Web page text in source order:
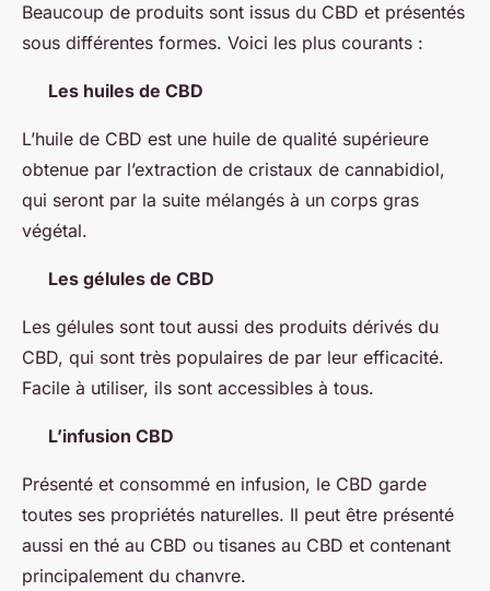
Beaucoup de produits sont issus du CBD et présentés
sous différentes formes. Voici les plus courants :
Les huiles de CBD
L’huile de CBD est une huile de qualité supérieure
obtenue par l’extraction de cristaux de cannabidiol,
qui seront par la suite mélangés à un corps gras
végétal.
Les gélules de CBD
Les gélules sont tout aussi des produits dérivés du
CBD, qui sont très populaires de par leur efficacité.
Facile à utiliser, ils sont accessibles à tous.
L’infusion CBD
Présenté et consommé en infusion, le CBD garde
toutes ses propriétés naturelles. Il peut être présenté
aussi en thé au CBD ou tisanes au CBD et contenant
principalement du chanvre.